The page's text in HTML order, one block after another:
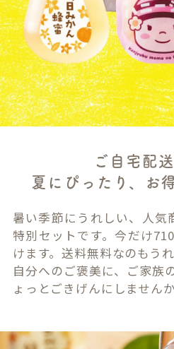
ご自宅配
夏にぴったり、お
暑い季節にうれしい、人気
特別セットです。今だけ
けます。送料無料なのもう
自分へのご褒美に、ご家族
ょっとごきげんにしません